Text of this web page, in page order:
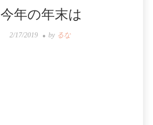
今年の年末は
2/17/2019 by るな